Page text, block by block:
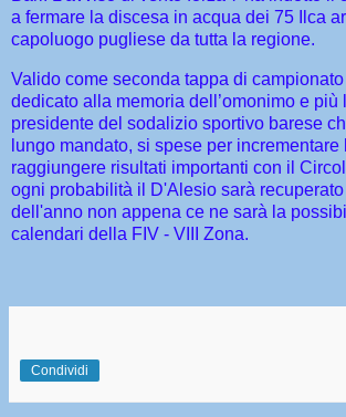
a fermare la discesa in acqua dei 75 Ilca
capoluogo pugliese da tutta la regione.
Valido come seconda tappa di
dedicato alla memoria dell’omonimo e più
presidente del sodalizio sportivo barese
lungo mandato, si spese per
raggiungere risultati importanti con il
ogni probabilità il D'Alesio sarà
dell'anno non appena ce ne sarà la
calendari della FIV - VIII Zona.
Condividi